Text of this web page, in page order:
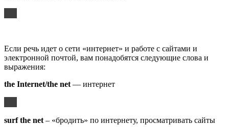
Если речь идет о сети «интернет» и работе с сайтами и
электронной почтой, вам понадобятся следующие слова и
выражения:
the Internet/the net — интернет
surf the net – «бродить» по интернету, просматривать сайты